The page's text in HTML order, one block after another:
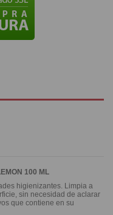
100 ML
higienizantes. Limpia a
sin necesidad de aclarar
que contiene en su